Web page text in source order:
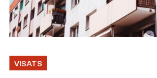
VISATS